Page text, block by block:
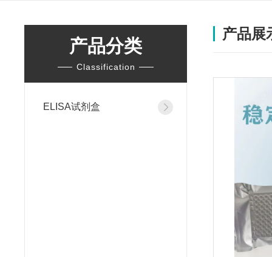
产品分类
Classification
ELISA试剂盒
产品展